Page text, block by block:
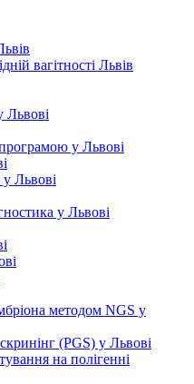
вагітності Львів
Львові
у Львові
Львові
у Львові
методом NGS у
(PGS) у Львові
на полігенні